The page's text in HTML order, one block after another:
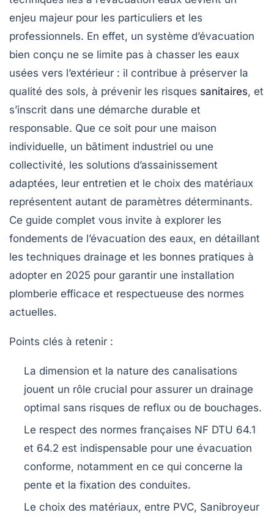
enjeu majeur pour les particuliers et les
professionnels. En effet, un système d’évacuation
bien conçu ne se limite pas à chasser les eaux
usées vers l’extérieur : il contribue à préserver la
qualité des sols, à prévenir les risques sanitaires, et
s’inscrit dans une démarche durable et
responsable. Que ce soit pour une maison
individuelle, un bâtiment industriel ou une
collectivité, les solutions d’assainissement
adaptées, leur entretien et le choix des matériaux
représentent autant de paramètres déterminants.
Ce guide complet vous invite à explorer les
fondements de l’évacuation des eaux, en détaillant
les techniques drainage et les bonnes pratiques à
adopter en 2025 pour garantir une installation
plomberie efficace et respectueuse des normes
actuelles.
Points clés à retenir :
La dimension et la nature des canalisations
jouent un rôle crucial pour assurer un drainage
optimal sans risques de reflux ou de bouchages.
Le respect des normes françaises NF DTU 64.1
et 64.2 est indispensable pour une évacuation
conforme, notamment en ce qui concerne la
pente et la fixation des conduites.
Le choix des matériaux, entre PVC, Sanibroyeur